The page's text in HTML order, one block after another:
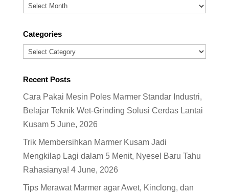
Archives
Categories
Categories
Recent Posts
Cara Pakai Mesin Poles Marmer Standar Industri,
Belajar Teknik Wet-Grinding Solusi Cerdas Lantai
Kusam 5 June, 2026
Trik Membersihkan Marmer Kusam Jadi
Mengkilap Lagi dalam 5 Menit, Nyesel Baru Tahu
Rahasianya! 4 June, 2026
Tips Merawat Marmer agar Awet, Kinclong, dan